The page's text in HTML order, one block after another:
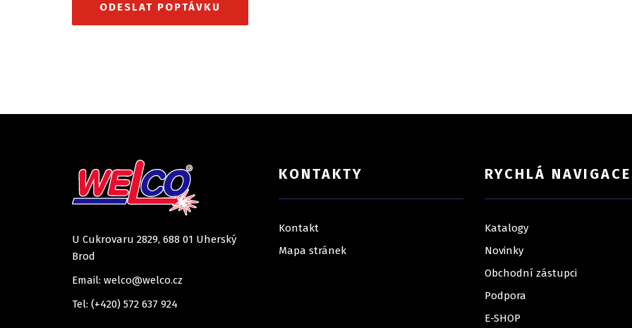
U Cukrovaru 2829, 688 01 Uherský
Brod
Email: welco@welco.cz
Tel: (+420) 572 637 924
KONTAKTY
Kontakt
Mapa stránek
RYCHLÁ NAVIGACE
Katalogy
Novinky
Obchodní zástupci
Podpora
E-SHOP